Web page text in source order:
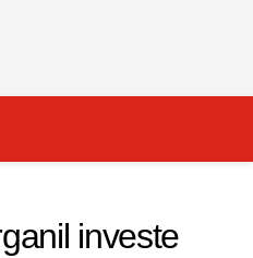
investe